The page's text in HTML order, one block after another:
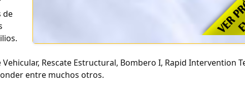
de
Rescate Estructural, Bombero I, Rapid Intervention
entre muchos otros.